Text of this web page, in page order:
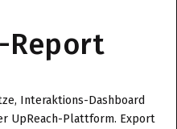
Report
Interaktions-Dashboard
UpReach-Plattform. Export